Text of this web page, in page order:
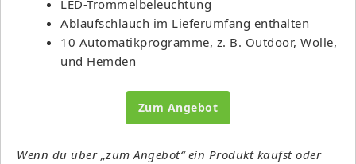
LED-Trommelbeleuchtung
Ablaufschlauch im Lieferumfang enthalten
10 Automatikprogramme, z. B. Outdoor, Wolle,
und Hemden
Zum Angebot
Wenn du über „zum Angebot“ ein Produkt kaufst oder